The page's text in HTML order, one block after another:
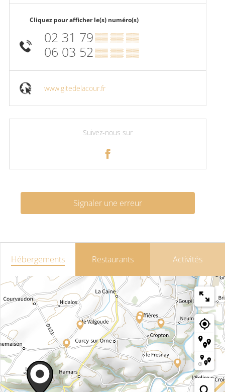
Cliquez pour afficher le(s) numéro(s)
02 31 79▒▒ ▒▒ ▒▒
06 03 52▒▒ ▒▒ ▒▒
www.gitedelacour.fr
Suivez-nous sur
Signaler une erreur
Hébergements Restaurants Activités